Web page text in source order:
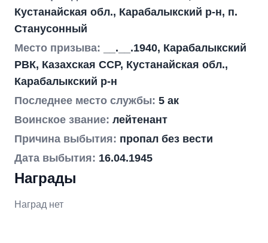
Кустанайская обл., Карабалыкский р-н, п.
Станусонный
Место призыва:
__.__.1940, Карабалыкский
РВК, Казахская ССР, Кустанайская обл.,
Карабалыкский р-н
Последнее место службы: 5 ак
Воинское звание: лейтенант
Причина выбытия: пропал без вести
Дата выбытия: 16.04.1945
Награды
Наград нет